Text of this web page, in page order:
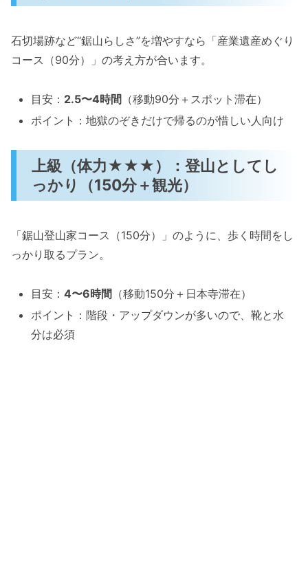
石切場跡など“鋸山らしさ”を増やすなら「産業遺産めぐり
コース（90分）」の考え方が合います。
目安： 2.5〜4時間 （移動90分＋スポット滞在）
ポイント：地獄のぞきだけで帰るのが惜しい人向け
上級（体力★★★）：登山としてし
っかり（150分＋観光）
「鋸山登山家コース（150分）」のように、歩く時間をし
っかり取るプラン。
目安：4〜6時間 （移動150分＋日本寺滞在）
ポイント：階段・アップダウンが多いので、靴と水
分は必須